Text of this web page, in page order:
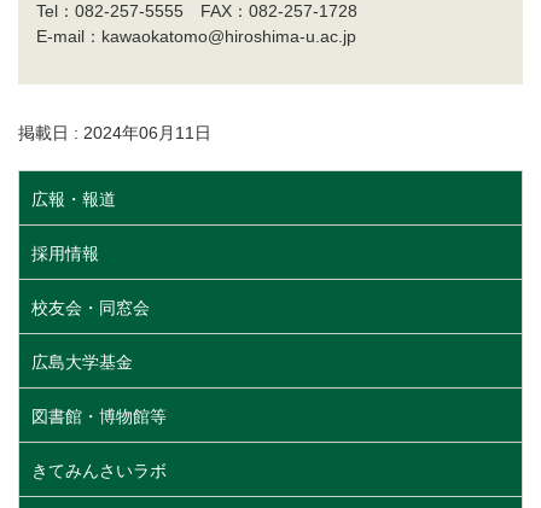
Tel：082-257-5555 FAX：082-257-1728
E-mail：kawaokatomo@hiroshima-u.ac.jp
掲載日 : 2024年06月11日
広報・報道
採用情報
校友会・同窓会
広島大学基金
図書館・博物館等
きてみんさいラボ